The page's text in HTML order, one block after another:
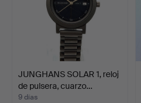
JUNGHANS SOLAR 1, reloj
de pulsera, cuarzo…
9 días